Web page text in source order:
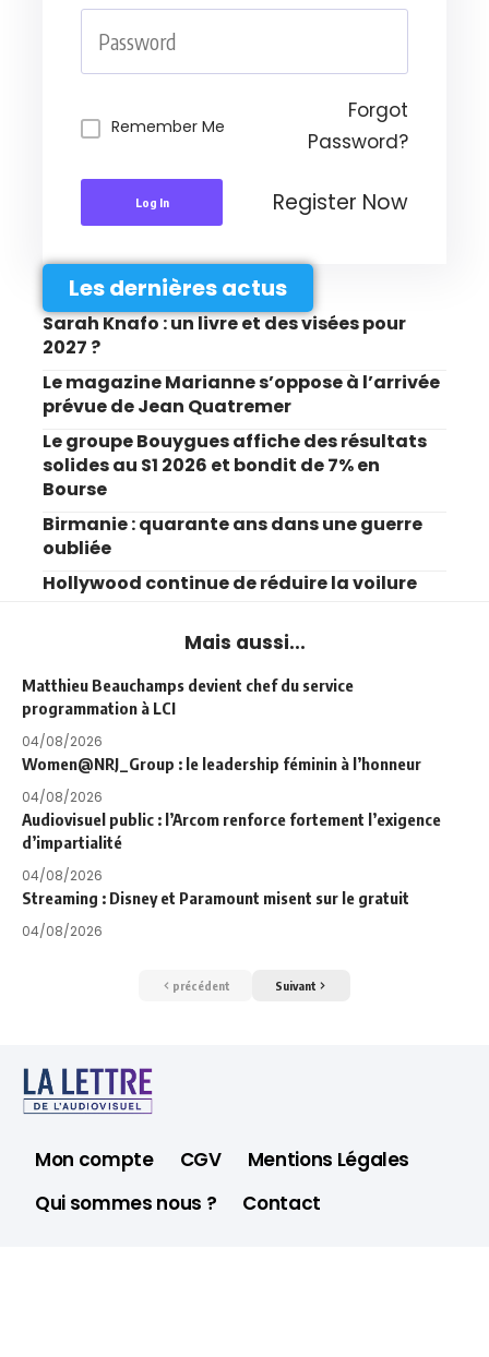
Remember Me
Forgot
Password?
Log In Register Now
Les dernières actus
Sarah Knafo : un livre et des visées pour
2027 ?
Le magazine Marianne s’oppose à l’arrivée
prévue de Jean Quatremer
Le groupe Bouygues affiche des résultats
solides au S1 2026 et bondit de 7% en
Bourse
Birmanie : quarante ans dans une guerre
oubliée
Hollywood continue de réduire la voilure
Mais aussi...
Matthieu Beauchamps devient chef du service
programmation à LCI
04/08/2026
Women@NRJ_Group : le leadership féminin à l’honneur
04/08/2026
Audiovisuel public : l’Arcom renforce fortement l’exigence
d’impartialité
04/08/2026
Streaming : Disney et Paramount misent sur le gratuit
04/08/2026
précédent Suivant
Mon compte CGV
Mentions Légales
Qui sommes nous ?
Contact